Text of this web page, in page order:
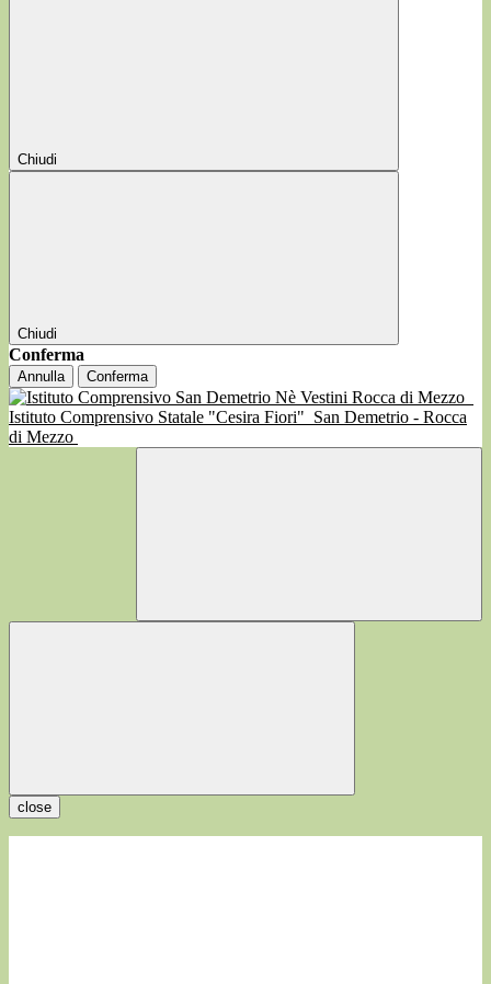
Chiudi
Chiudi
Conferma
Annulla Conferma
Istituto Comprensivo Statale "Cesira Fiori" San Demetrio - Rocca
di Mezzo
close